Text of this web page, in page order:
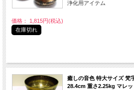
浄化用アイテム
価格： 1,815円(税込)
在庫切れ
癒しの音色 特大サイズ 梵
28.4cm 重さ2.25kg マレ